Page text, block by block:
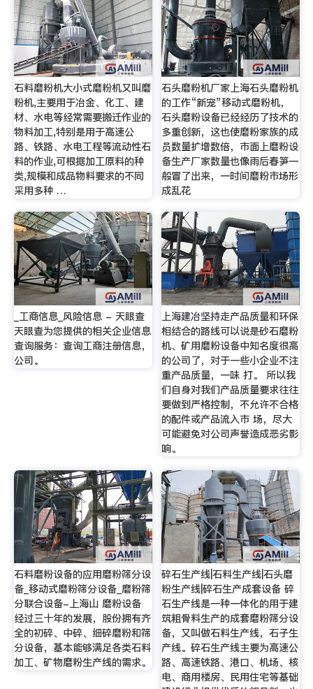
石料磨粉机大小式磨粉机又叫磨
粉机,主要用于冶金、化工、建
材、水电等经常需要搬迁作业的
物料加工,特别是用于高速公
路、铁路、水电工程等流动性石
料的作业,可根据加工原料的种
类,规模和成品物料要求的不同
采用多种 …
石头磨粉机厂家上海石头磨粉机
的工作“新宠”移动式磨粉机，
石头磨粉设备已经经历了技术的
多重创新，这也使磨粉家族的成
员数量扩增数倍，市面上磨粉设
备生产厂家数量也像雨后春笋一
般冒了出来，一时间磨粉市场形
成乱花
_工商信息_风险信息 - 天眼查
天眼查为您提供的相关企业信息
查询服务：查询工商注册信息，
公司。
上海建冶坚持走产品质量和环保
相结合的路线可以说是砂石磨粉
机、矿用磨粉设备中知名度很高
的公司了，对于一些小企业不注
重产品质量，一味 打。 所以我
们自身对我们产品质量要求往往
要做到严格控制，不允许不合格
的配件或产品流入市 场，尽大
可能避免对公司声誉造成恶劣影
响。
石料磨粉设备的应用磨粉筛分设
备_移动式磨粉筛分设备_磨粉筛
分联合设备-上海山 磨粉设备
经过三十年的发展，股份拥有齐
全的初碎、中碎、细碎磨粉和筛
分设备，基本能够满足各类石料
加工、矿物磨粉生产线的需求。
碎石生产线|石料生产线|石头磨
粉生产线|碎石生产成套设备 碎
石生产线是一种一体化的用于建
筑粗骨料生产的成套磨粉筛分设
备，又叫做石料生产线，石子生
产线。碎石生产线主要为高速公
路、高速铁路、港口、机场、核
电、商用楼房、民用住宅等基础